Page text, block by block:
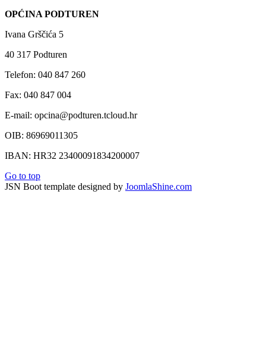
OPĆINA PODTUREN
Ivana Grščića 5
40 317 Podturen
Telefon: 040 847 260
Fax: 040 847 004
E-mail: opcina@podturen.tcloud.hr
OIB: 86969011305
IBAN: HR32 23400091834200007
Go to top
JSN Boot template designed by JoomlaShine.com